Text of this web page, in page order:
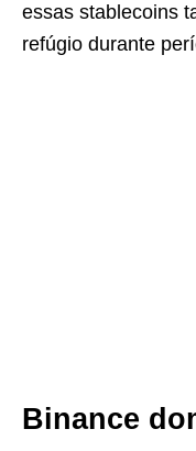
essas stablecoins
refúgio durante
Binance